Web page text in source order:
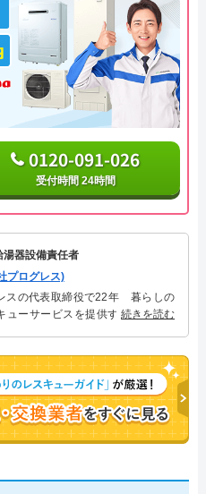
0120-091-026
受付時間 24時間
器設備責任者
プログレス)
スの代表取締役で22年 暮らしの
ューサービスを提供する株式会社
に信頼される「給湯器」のスペシ
続きを読む